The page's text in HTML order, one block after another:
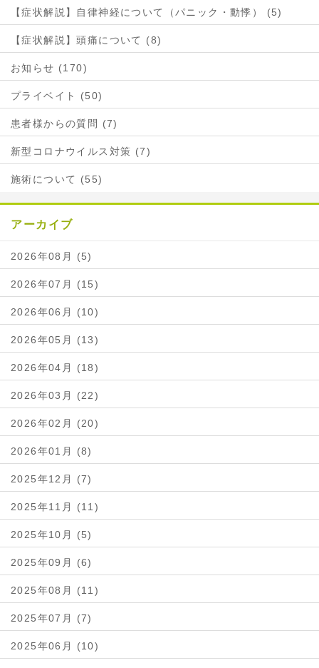
【症状解説】自律神経について（パニック・動悸） (5)
【症状解説】頭痛について (8)
お知らせ (170)
プライベイト (50)
患者様からの質問 (7)
新型コロナウイルス対策 (7)
施術について (55)
アーカイブ
2026年08月 (5)
2026年07月 (15)
2026年06月 (10)
2026年05月 (13)
2026年04月 (18)
2026年03月 (22)
2026年02月 (20)
2026年01月 (8)
2025年12月 (7)
2025年11月 (11)
2025年10月 (5)
2025年09月 (6)
2025年08月 (11)
2025年07月 (7)
2025年06月 (10)